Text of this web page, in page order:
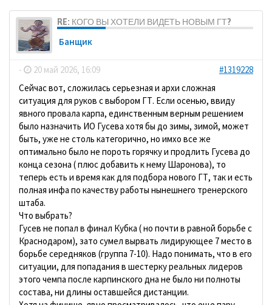
RE: КОГО ВЫ ХОТЕЛИ ВИДЕТЬ НОВЫМ ГТ?
Банщик
- 20 май 2026, 16:09
#1319228
Сейчас вот, сложилась серьезная и архи сложная
ситуация для руков с выбором ГТ. Если осенью, ввиду
явного провала карпа, единственным верным решением
было назначить ИО Гусева хотя бы до зимы, зимой, может
быть, уже не столь категорично, но имхо все же
оптимально было не пороть горячку и продлить Гусева до
конца сезона ( плюс добавить к нему Шаронова), то
теперь есть и время как для подбора нового ГТ, так и есть
полная инфа по качеству работы нынешнего тренерского
штаба.
Что выбрать?
Гусев не попал в финал Кубка ( но почти в равной борьбе с
Краснодаром), зато сумел вырвать лидирующее 7 место в
борьбе середняков (группа 7-10). Надо понимать, что в его
ситуации, для попадания в шестерку реальных лидеров
этого чемпа после карпинского дна не было ни полноты
состава, ни длины оставшейся дистанции.